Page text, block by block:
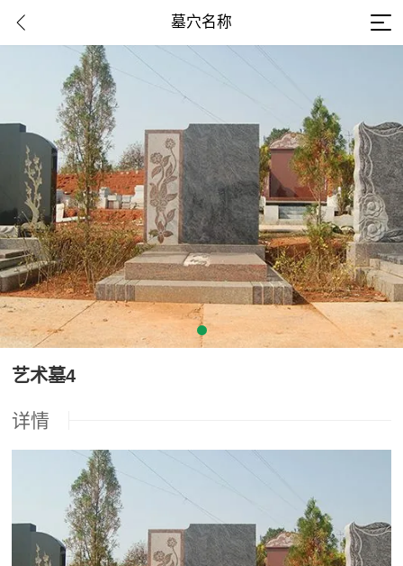
墓穴名称
艺术墓4
详情